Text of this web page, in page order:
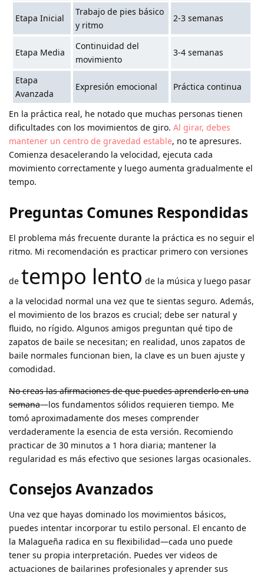
Etapa Inicial
Trabajo de pies básico
y ritmo
2-3 semanas
Etapa Media
Continuidad del
movimiento
3-4 semanas
Etapa
Avanzada
Expresión emocional Práctica continua
En la práctica real, he notado que muchas personas tienen
dificultades con los movimientos de giro. Al girar, debes
mantener un centro de gravedad estable, no te apresures.
Comienza desacelerando la velocidad, ejecuta cada
movimiento correctamente y luego aumenta gradualmente el
tempo.
Preguntas Comunes Respondidas
El problema más frecuente durante la práctica es no seguir el
ritmo. Mi recomendación es practicar primero con versiones
de tempo lento de la música y luego pasar
a la velocidad normal una vez que te sientas seguro. Además,
el movimiento de los brazos es crucial; debe ser natural y
fluido, no rígido. Algunos amigos preguntan qué tipo de
zapatos de baile se necesitan; en realidad, unos zapatos de
baile normales funcionan bien, la clave es un buen ajuste y
comodidad.
No creas las afirmaciones de que puedes aprenderlo en una
semana—los fundamentos sólidos requieren tiempo. Me
tomó aproximadamente dos meses comprender
verdaderamente la esencia de esta versión. Recomiendo
practicar de 30 minutos a 1 hora diaria; mantener la
regularidad es más efectivo que sesiones largas ocasionales.
Consejos Avanzados
Una vez que hayas dominado los movimientos básicos,
puedes intentar incorporar tu estilo personal. El encanto de
la Malagueña radica en su flexibilidad—cada uno puede
tener su propia interpretación. Puedes ver videos de
actuaciones de bailarines profesionales y aprender sus